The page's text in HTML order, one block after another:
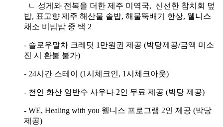
ㄴ 성게와 전복을 더한 제주 미역국, 신선한 참치회 덮
밥, 표고향 제주 해산물 솥밥, 해물뚝배기 한상, 웰니스
채소 비빔밥 중 택 2
- 슬로우말차 크레딧 1만원권 제공 (박당제공/금액 미소
진 시 환불 불가)
- 24시간 스테이 (1시체크인, 1시체크아웃)
- 천연 화산 암반수 사우나 2인 무료 제공 (박당 제공)
- WE, Healing with you 웰니스 프로그램 2인 제공 (박당
제공)